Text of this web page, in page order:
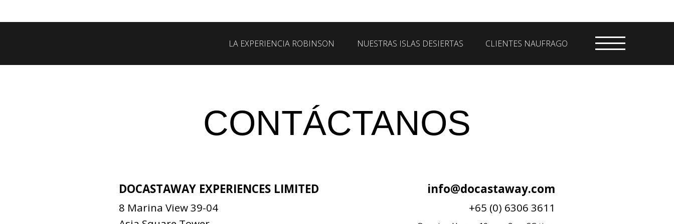
LA EXPERIENCIA ROBINSON NUESTRAS ISLAS DESIERTAS CLIENTES NAUFRAGO
CONTÁCTANOS
DOCASTAWAY EXPERIENCES LIMITED
8 Marina View 39-04
info@docastaway.com
+65 (0) 6306 3611